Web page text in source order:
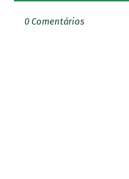
0 Comentários